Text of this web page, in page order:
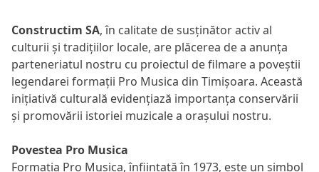
Constructim SA, în calitate de susținător activ al
culturii și tradițiilor locale, are plăcerea de a anunța
parteneriatul nostru cu proiectul de filmare a poveștii
legendarei formații Pro Musica din Timișoara. Această
inițiativă culturală evidențiază importanța conservării
și promovării istoriei muzicale a orașului nostru.
Povestea Pro Musica
Formația Pro Musica, înființată în 1973, este un simbol